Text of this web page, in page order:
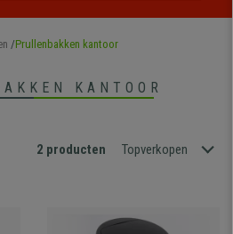
Prullenbakken kantoor
KANTOOR
2 producten Topverkopen